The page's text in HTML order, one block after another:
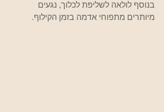
בנוסף לולאה לשליפת לכלוך, נגעים
מיותרים מתפוחי אדמה בזמן הקילוף.